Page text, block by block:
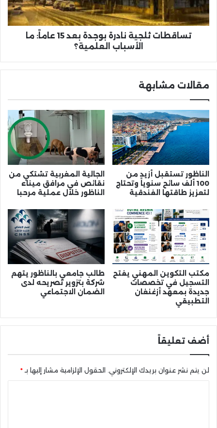
عاماً:
ما
الأسباب
العلمية؟
تساقطات ثلجية نادرة بوجدة بعد 15 عاماً: ما
الأسباب العلمية؟
مقالات مشابهة
الناظور تستقبل أزيد من
100 ألف سائح سنوياً وتحتاج
لتعزيز طاقتها الفندقية
الجالية المغربية تشتكي من
نقائص في مرافق ميناء
الناظور خلال عملية مرحبا
مكتب التكوين المهني يفتح
التسجيل في تخصصات
جديدة بمعهد أزغنغان
التطبيقي
طالب جامعي بالناظور يتهم
شركة بتزوير تصريحه لدى
الضمان الاجتماعي
أضف تعليقاً
لن يتم نشر عنوان بريدك الإلكتروني. الحقول الإلزامية مشار إليها بـ *